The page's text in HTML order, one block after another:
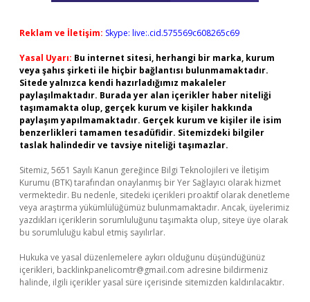
Reklam ve İletişim: Skype: live:.cid.575569c608265c69
Yasal Uyarı: Bu internet sitesi, herhangi bir marka, kurum
veya şahıs şirketi ile hiçbir bağlantısı bulunmamaktadır.
Sitede yalnızca kendi hazırladığımız makaleler
paylaşılmaktadır. Burada yer alan içerikler haber niteliği
taşımamakta olup, gerçek kurum ve kişiler hakkında
paylaşım yapılmamaktadır. Gerçek kurum ve kişiler ile isim
benzerlikleri tamamen tesadüfidir. Sitemizdeki bilgiler
taslak halindedir ve tavsiye niteliği taşımazlar.
Sitemiz, 5651 Sayılı Kanun gereğince Bilgi Teknolojileri ve İletişim
Kurumu (BTK) tarafından onaylanmış bir Yer Sağlayıcı olarak hizmet
vermektedir. Bu nedenle, sitedeki içerikleri proaktif olarak denetleme
veya araştırma yükümlülüğümüz bulunmamaktadır. Ancak, üyelerimiz
yazdıkları içeriklerin sorumluluğunu taşımakta olup, siteye üye olarak
bu sorumluluğu kabul etmiş sayılırlar.
Hukuka ve yasal düzenlemelere aykırı olduğunu düşündüğünüz
içerikleri, backlinkpanelicomtr@gmail.com adresine bildirmeniz
halinde, ilgili içerikler yasal süre içerisinde sitemizden kaldırılacaktır.